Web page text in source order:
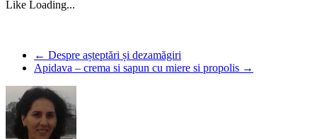
Like Loading...
← Despre așteptări și dezamăgiri
Apidava – crema si sapun cu miere si propolis →